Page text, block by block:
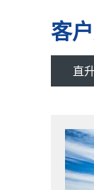
客
直